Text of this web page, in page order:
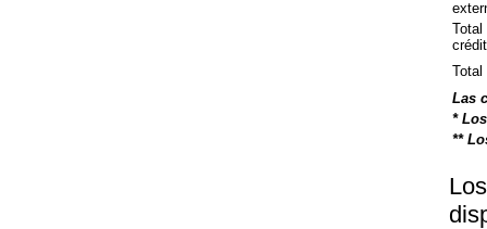
Total
Total
Las
*
**